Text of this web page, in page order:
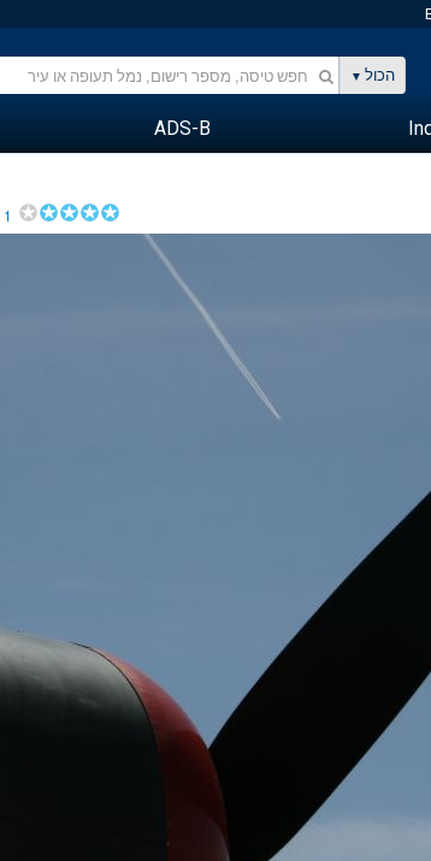
הכול
ADS-B
1